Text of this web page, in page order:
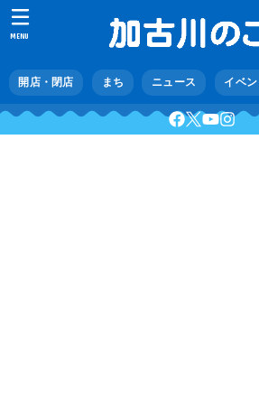
開店・閉店 まち ニュース イベン
MENU